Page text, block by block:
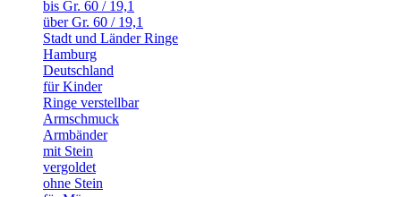
bis Gr. 60 / 19,1
über Gr. 60 / 19,1
Stadt und Länder Ringe
Hamburg
Deutschland
für Kinder
Ringe verstellbar
Armschmuck
Armbänder
mit Stein
vergoldet
ohne Stein